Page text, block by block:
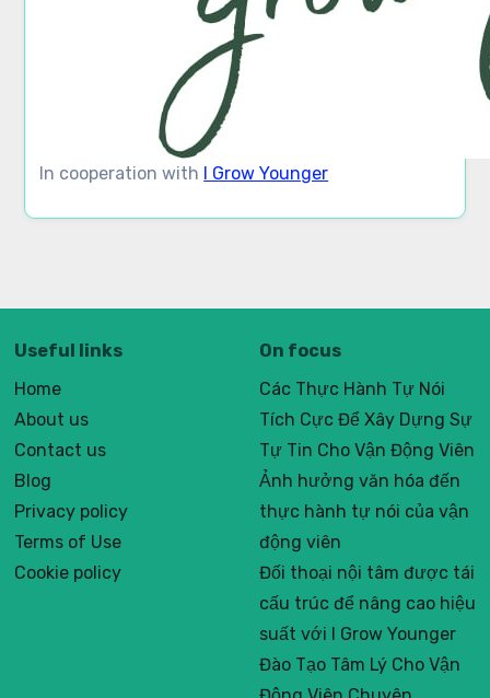
In cooperation with I Grow Younger
Useful links
Home
About us
Contact us
Blog
Privacy policy
Terms of Use
Cookie policy
On focus
Các Thực Hành Tự Nói
Tích Cực Để Xây Dựng Sự
Tự Tin Cho Vận Động Viên
Ảnh hưởng văn hóa đến
thực hành tự nói của vận
động viên
Đối thoại nội tâm được tái
cấu trúc để nâng cao hiệu
suất với I Grow Younger
Đào Tạo Tâm Lý Cho Vận